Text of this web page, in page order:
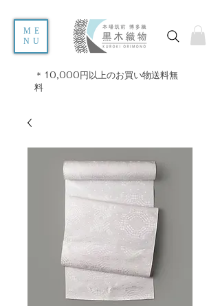
ME
NU
＊10,000円以上のお買い物送料無
料